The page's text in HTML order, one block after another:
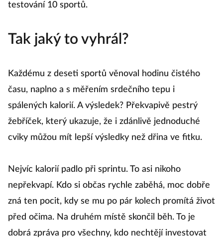
testování 10 sportů.
Tak jaký to vyhrál?
Každému z deseti sportů věnoval hodinu čistého
času, naplno a s měřením srdečního tepu i
spálených kalorií. A výsledek? Překvapivě pestrý
žebříček, který ukazuje, že i zdánlivě jednoduché
cviky můžou mít lepší výsledky než dřina ve fitku.
Nejvíc kalorií padlo při sprintu. To asi nikoho
nepřekvapí. Kdo si občas rychle zaběhá, moc dobře
zná ten pocit, kdy se mu po pár kolech promítá život
před očima. Na druhém místě skončil běh. To je
dobrá zpráva pro všechny, kdo nechtějí investovat